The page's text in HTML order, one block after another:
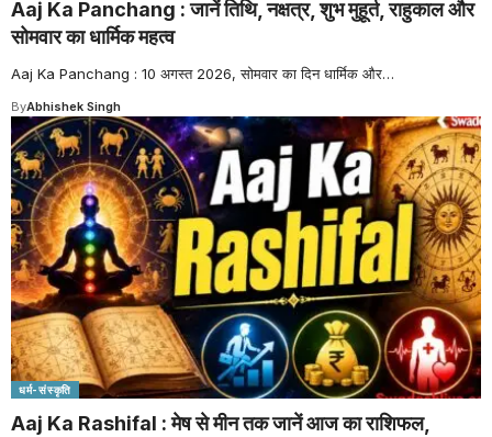
Aaj Ka Panchang : जानें तिथि, नक्षत्र, शुभ मुहूर्त, राहुकाल और
सोमवार का धार्मिक महत्व
Aaj Ka Panchang : 10 अगस्त 2026, सोमवार का दिन धार्मिक और…
ByAbhishek Singh
धर्म-संस्कृति
Aaj Ka Rashifal : मेष से मीन तक जानें आज का राशिफल,